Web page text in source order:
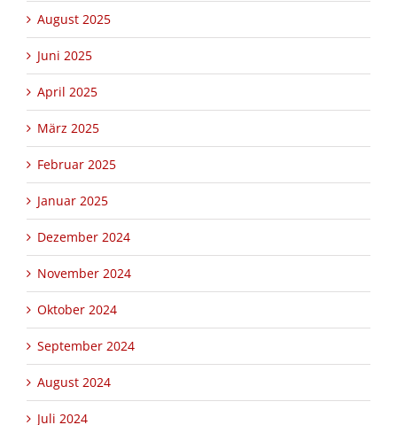
August 2025
Juni 2025
April 2025
März 2025
Februar 2025
Januar 2025
Dezember 2024
November 2024
Oktober 2024
September 2024
August 2024
Juli 2024